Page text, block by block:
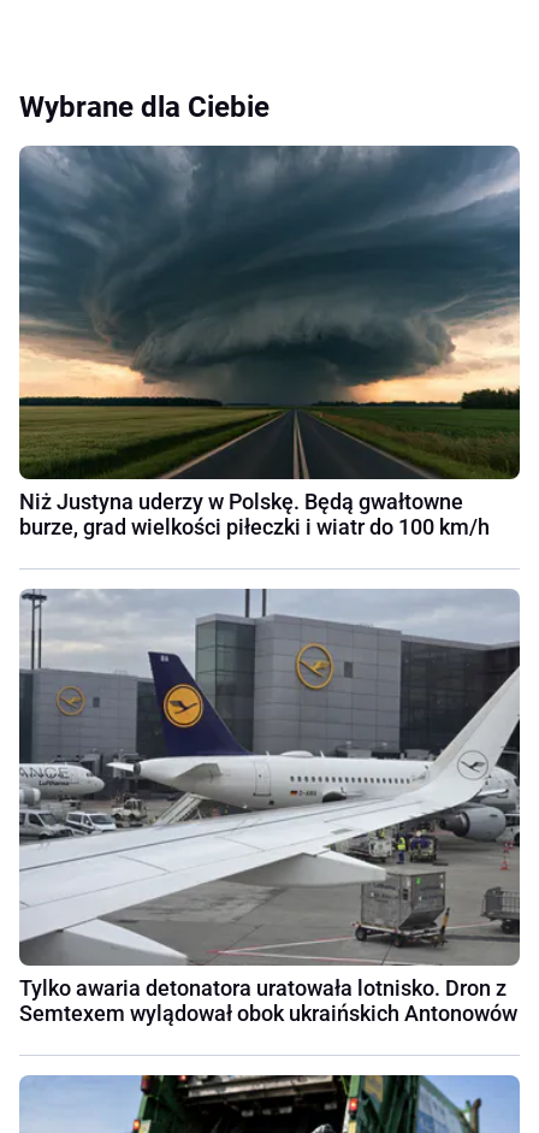
Wybrane dla Ciebie
Niż Justyna uderzy w Polskę. Będą gwałtowne
burze, grad wielkości piłeczki i wiatr do 100 km/h
Tylko awaria detonatora uratowała lotnisko. Dron z
Semtexem wylądował obok ukraińskich Antonowów